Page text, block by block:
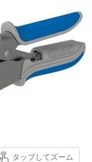
タップしてズーム